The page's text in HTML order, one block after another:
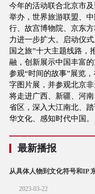
今年的活动联合北京市
举办，世界旅游联盟、
行、故宫博物院、京东
力进一步扩大。启动仪
国之旅”十大主题线路，
融，创新展示中国丰富
参观“时间的故事”展览
字图片展，并参观北京
将走进广西、新疆、河
省区，深入大江南北、
华文化、感知时代中国。
最新播报
从具体人物到文化符号和IP
2023-03-22